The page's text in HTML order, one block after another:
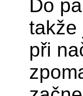
Do
takže
při